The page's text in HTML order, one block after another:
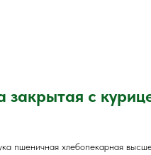
закрытая с
пшеничная хлебопекарная